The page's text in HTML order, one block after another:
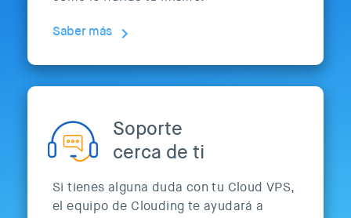
Saber más
Soporte
cerca de ti
Si tienes alguna duda con tu Cloud VPS,
el equipo de Clouding te ayudará a